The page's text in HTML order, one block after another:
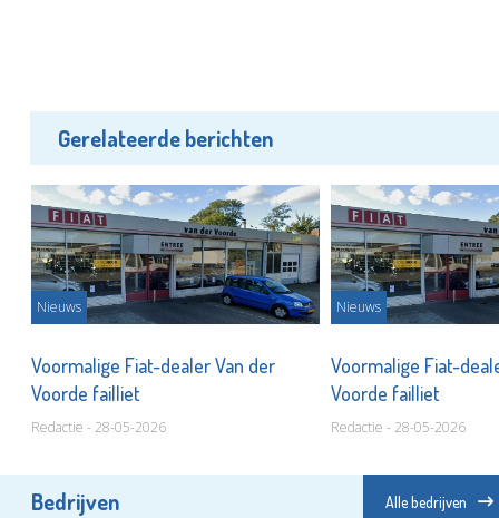
Gerelateerde berichten
Nieuws
Voormalige Fiat-dealer Van der
Voorde failliet
Redactie - 28-05-2026
Nieuws
Voormalige Fiat-
Voorde failliet
Redactie - 28-05-2026
Bedrijven Alle bedrijven